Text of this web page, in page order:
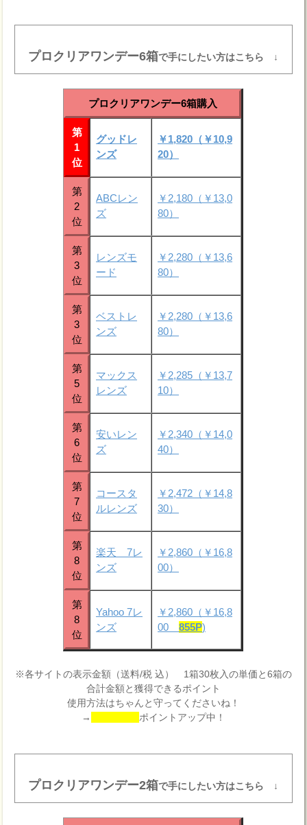
プロクリアワンデー6箱で手にしたい方はこちら ↓
プロクリアワンデー6箱購入
第
1
位
グッドレ
ンズ
￥1,820（￥10,9
20）
第
2
位
ABCレン
ズ
￥2,180（￥13,0
80）
第
3
位
レンズモ
ード
￥2,280（￥13,6
80）
第
3
位
ベストレ
ンズ
￥2,280（￥13,6
80）
第
5
位
マックス
レンズ
￥2,285（￥13,7
10）
第
6
位
安いレン
ズ
￥2,340（￥14,0
40）
第
7
位
コースタ
ルレンズ
￥2,472（￥14,8
30）
第
8
位
楽天 7レ
ンズ
￥2,860（￥16,8
00）
第
8
位
Yahoo 7レ
ンズ
￥2,860（￥16,8
00 855P)
※各サイトの表示金額（送料/税 込） 1箱30枚入の単価と6箱の
合計金額と獲得できるポイント
使用方法はちゃんと守ってくださいね！
→
ポイントアップ中！
プロクリアワンデー2箱で手にしたい方はこちら ↓